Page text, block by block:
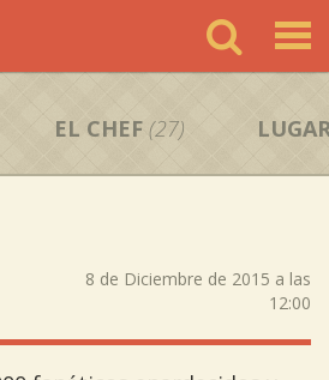
EL CHEF (27)
8 de Diciembre de 2015 a las
12:00